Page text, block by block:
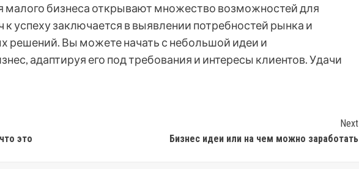
малого бизнеса открывают множество возможностей для
успеху заключается в выявлении потребностей рынка и
решений. Вы можете начать с небольшой идеи и
адаптируя его под требования и интересы клиентов. Удачи
это
Next
Бизнес идеи или на чем можно заработать